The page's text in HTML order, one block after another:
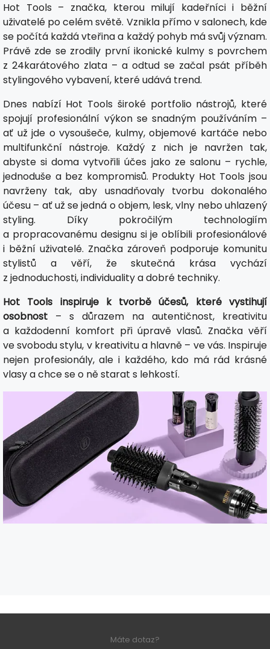
Hot Tools – značka, kterou milují kadeřníci i běžní
uživatelé po celém světě. Vznikla přímo v salonech, kde
se počítá každá vteřina a každý pohyb má svůj význam.
Právě zde se zrodily první ikonické kulmy s povrchem
z 24karátového zlata – a odtud se začal psát příběh
stylingového vybavení, které udává trend.
Dnes nabízí Hot Tools široké portfolio nástrojů, které
spojují profesionální výkon se snadným používáním –
ať už jde o vysoušeče, kulmy, objemové kartáče nebo
multifunkční nástroje. Každý z nich je navržen tak,
abyste si doma vytvořili účes jako ze salonu – rychle,
jednoduše a bez kompromisů. Produkty Hot Tools jsou
navrženy tak, aby usnadňovaly tvorbu dokonalého
účesu – ať už se jedná o objem, lesk, vlny nebo uhlazený
styling. Díky pokročilým technologiím
a propracovanému designu si je oblíbili profesionálové
i běžní uživatelé. Značka zároveň podporuje komunitu
stylistů a věří, že skutečná krása vychází
z jednoduchosti, individuality a dobré techniky.
Hot Tools inspiruje k tvorbě účesů, které vystihují
osobnost – s důrazem na autentičnost, kreativitu
a každodenní komfort při úpravě vlasů. Značka věří
ve svobodu stylu, v kreativitu a hlavně – ve vás. Inspiruje
nejen profesionály, ale i každého, kdo má rád krásné
vlasy a chce se o ně starat s lehkostí.
Máte dotaz?